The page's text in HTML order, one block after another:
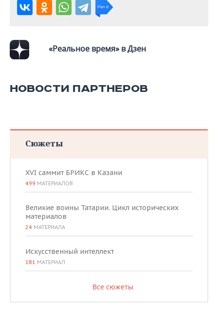
«Реальное время» в Дзен
НОВОСТИ ПАРТНЕРОВ
Сюжеты
XVI саммит БРИКС в Казани
499 МАТЕРИАЛОВ
Великие воины Татарии. Цикл исторических
материалов
24 МАТЕРИАЛА
Искусственный интеллект
181 МАТЕРИАЛ
Все сюжеты